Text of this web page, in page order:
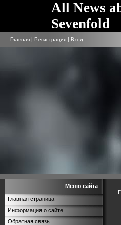
All News
Sevenfold
Главная | Регистрация | Вход
Меню сайта
Главная страница
Информация о сайте
Обратная связь